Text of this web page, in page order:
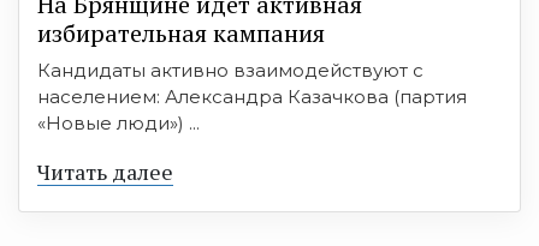
избирательная кампания
Кандидаты активно взаимодействуют с
населением: Александра Казачкова (партия
«Новые люди») ...
Читать далее